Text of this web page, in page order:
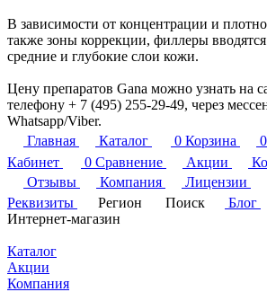
В зависимости от концентрации и
также зоны коррекции, филлеры
средние и глубокие слои кожи.
Цену препаратов Gana можно узнать на
телефону + 7 (495) 255-29-49, через
Whatsapp/Viber.
Главная
Каталог 0 Корзина 0
Кабинет
0 Сравнение Акции
Отзывы
Компания Лицензии
Реквизиты
Регион Поиск Блог
Интернет-магазин
Каталог
Акции
Компания